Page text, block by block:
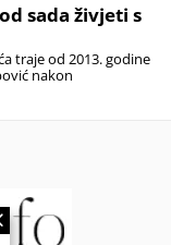
sada živjeti s
traje od 2013. godine
nakon